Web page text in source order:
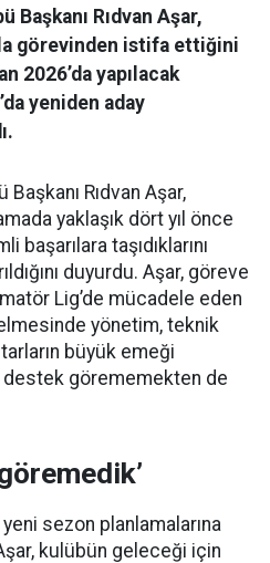
Başkanı Rıdvan Aşar,
görevinden istifa ettiğini
2026’da yapılacak
yeniden aday
Rıdvan Aşar,
yaklaşık dört yıl önce
başarılara taşıdıklarını
duyurdu. Aşar, göreve
Lig’de mücadele eden
yönetim, teknik
büyük emeği
görememekten de
sezon planlamalarına
kulübün geleceği için